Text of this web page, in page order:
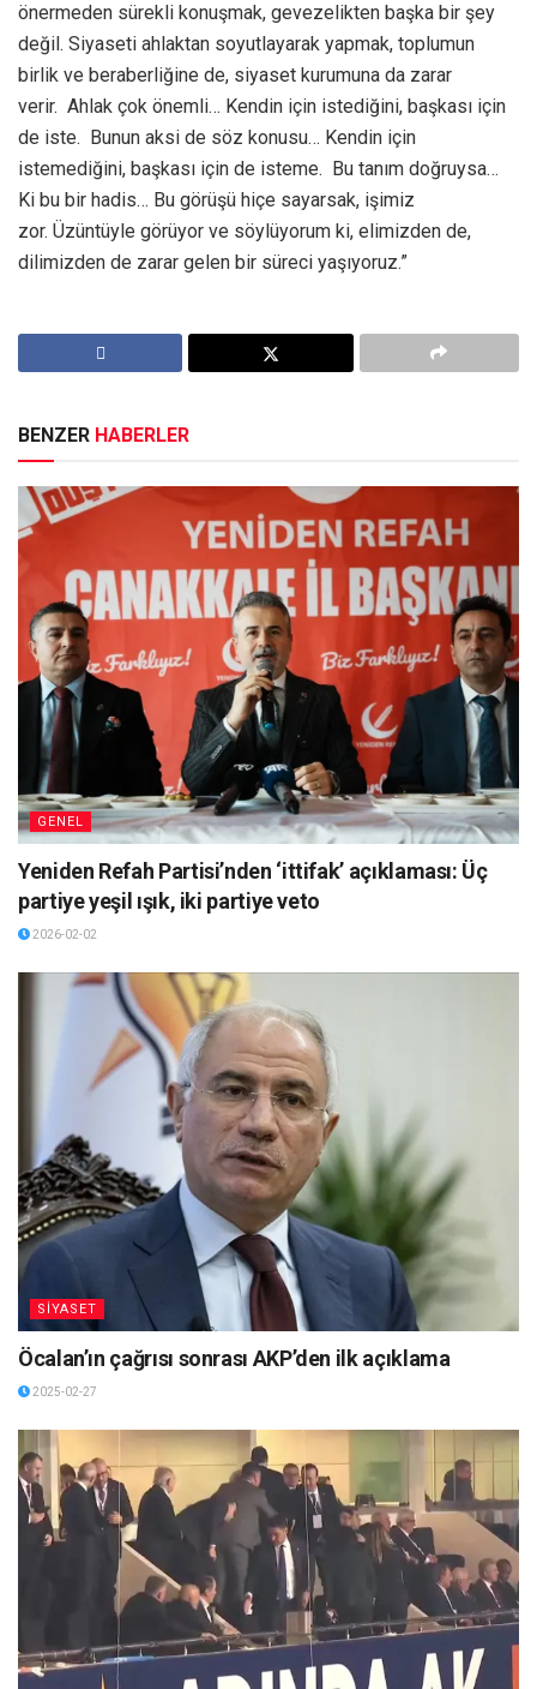
önermeden sürekli konuşmak, gevezelikten başka bir şey
değil. Siyaseti ahlaktan soyutlayarak yapmak, toplumun
birlik ve beraberliğine de, siyaset kurumuna da zarar
verir. Ahlak çok önemli… Kendin için istediğini, başkası için
de iste. Bunun aksi de söz konusu… Kendin için
istemediğini, başkası için de isteme. Bu tanım doğruysa…
Ki bu bir hadis… Bu görüşü hiçe sayarsak, işimiz
zor. Üzüntüyle görüyor ve söylüyorum ki, elimizden de,
dilimizden de zarar gelen bir süreci yaşıyoruz.”
BENZER HABERLER
GENEL
Yeniden Refah Partisi’nden ‘ittifak’ açıklaması: Üç
partiye yeşil ışık, iki partiye veto
2026-02-02
SİYASET
Öcalan’ın çağrısı sonrası AKP’den ilk açıklama
2025-02-27